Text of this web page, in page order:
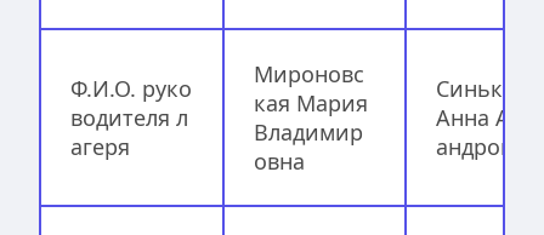
Ф.И.О. руко
водителя л
агеря
Мироновс
кая Мария
Владимир
овна
Синькова
Анна
андровна